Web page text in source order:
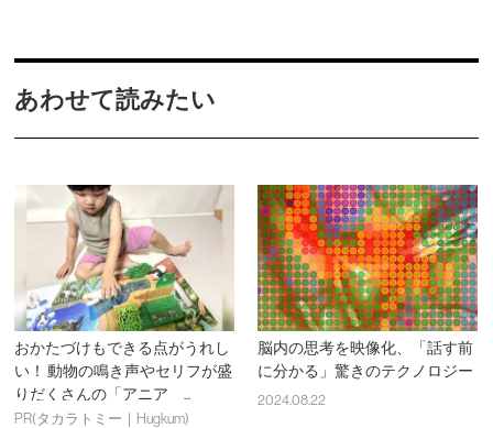
あわせて読みたい
おかたづけもできる点がうれし
い！ 動物の鳴き声やセリフが盛
りだくさんの「アニア ...
PR(タカラトミー｜Hugkum)
脳内の思考を映像化、「話す前
に分かる」驚きのテクノロジー
2024.08.22